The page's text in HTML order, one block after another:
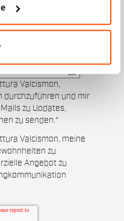
Cycling
Valcismon,
durchzuführen und mir
zu Updates,
zu senden.*
Valcismon, meine
zu
Angebot zu